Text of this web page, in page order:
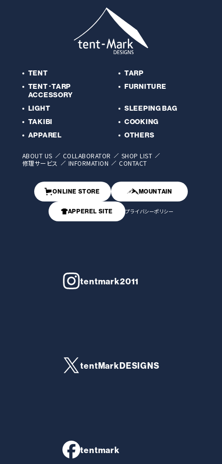
TENT
TARP
TENT･TARP
ACCESSORY
FURNITURE
LIGHT
SLEEPING BAG
TAKIBI
COOKING
APPAREL
OTHERS
ABOUT US COLLABORATOR
SHOP LIST
修理サービス
INFORMATION CONTACT
ONLINE STORE MOUNTAIN
APPEREL SITE プライバシーポリシー
tentmark2011
tentMarkDESIGNS
tentmark